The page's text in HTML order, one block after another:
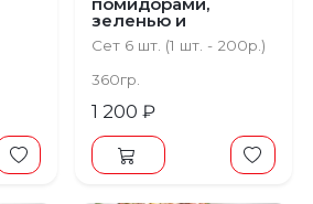
зеленью и
булгуром
Сет 6 шт. (1 шт. - 200р.)
360гр.
1 200 ₽